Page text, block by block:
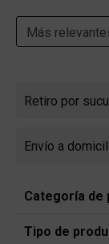
Retiro por
Refine by
Envío a
Refine by
Categoría de
Tipo de